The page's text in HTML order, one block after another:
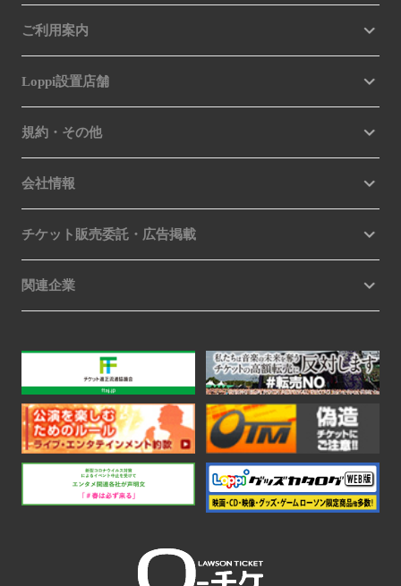
ご利用案内
Loppi設置店舗
規約・その他
会社情報
チケット販売委託・広告掲載
関連企業